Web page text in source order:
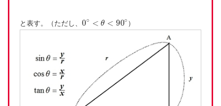
と表す。（ただし、 0∘ < θ < 90∘ ）